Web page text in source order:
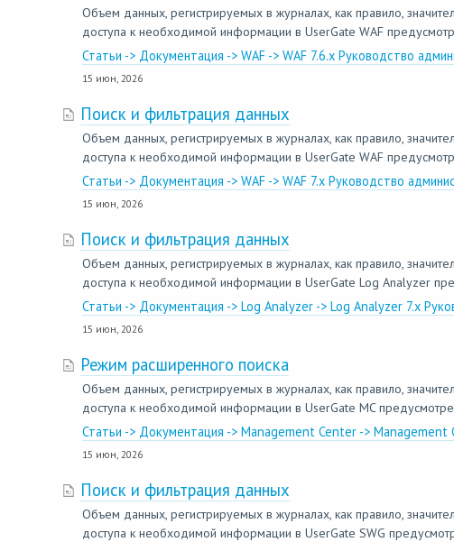
Объем данных, регистрируемых в журналах, как правило,
доступа к необходимой информации в UserGate WAF
Статьи -> Документация -> WAF -> WAF 7.6.x Руководство
15 июн, 2026
Поиск и фильтрация данных
Объем данных, регистрируемых в журналах, как правило,
доступа к необходимой информации в UserGate WAF
Статьи -> Документация -> WAF -> WAF 7.x Руководство
15 июн, 2026
Поиск и фильтрация данных
Объем данных, регистрируемых в журналах, как правило,
доступа к необходимой информации в UserGate Log Analyzer
Статьи -> Документация -> Log Analyzer -> Log Analyzer 7.x
15 июн, 2026
Режим расширенного поиска
Объем данных, регистрируемых в журналах, как правило,
доступа к необходимой информации в UserGate MC
Статьи -> Документация -> Management Center ->
15 июн, 2026
Поиск и фильтрация данных
Объем данных, регистрируемых в журналах, как правило,
доступа к необходимой информации в UserGate SWG